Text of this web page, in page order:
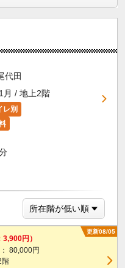
代田
月 / 地上2階
レ別
更新08/05
3,900円）
80,000円
階